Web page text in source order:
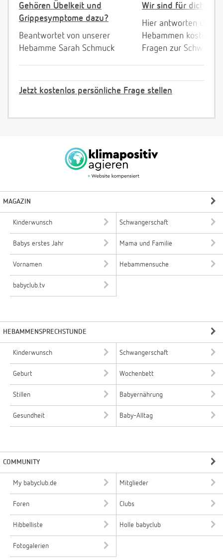
Gehören Übelkeit und
Grippesymptome dazu?
Beantwortet von unserer
Hebamme Sarah Schmuck
Wir sind für dich da!
Hier antworten
Hebammen
Fragen zur
Jetzt kostenlos persönliche Frage stellen
MAGAZIN
Kinderwunsch Schwangerschaft
Babys erstes Jahr Mama und Familie
Vornamen Hebammensuche
babyclub.tv
HEBAMMENSPRECHSTUNDE
Kinderwunsch Schwangerschaft
Geburt Wochenbett
Stillen Babyernährung
Gesundheit Baby-Alltag
COMMUNITY
My babyclub.de Mitglieder
Foren Clubs
Hibbelliste Holle babyclub
Fotogalerien